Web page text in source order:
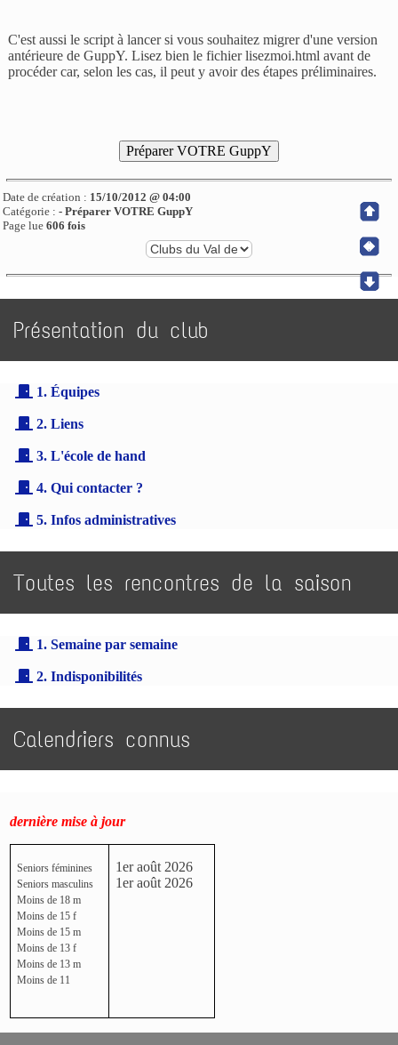
C'est aussi le script à lancer si vous souhaitez migrer d'une version
antérieure de GuppY. Lisez bien le fichierlisezmoi.html avant de
procéder car, selon les cas, il peut y avoir des étapes préliminaires.
Date de création : 15/10/2012 @ 04:00
Catégorie :-Préparer VOTRE GuppY
Page lue606 fois
Présentation du club
1. Équipes
2. Liens
3. L'école de hand
4. Qui contacter ?
5. Infos administratives
Toutes les rencontres de la saison
1. Semaine par semaine
2. Indisponibilités
Calendriers connus
dernière mise à jour
Seniors féminines
Seniors masculins
Moins de 18 m
Moins de 15 f
Moins de 15 m
Moins de 13 f
Moins de 13 m
Moins de 11
1er août 2026
1er août 2026